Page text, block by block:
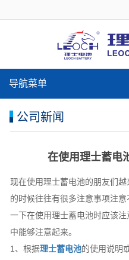
导航菜单
公司新闻
在使用理士蓄电
现在使用理士蓄电池的朋友们
的时候往往有很多注意事项注
一下在使用理士蓄电池时应该
中能够注意起来。
1、根据理士蓄电池的使用说明